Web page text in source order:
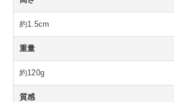
約1.5cm
重量
約120g
質感